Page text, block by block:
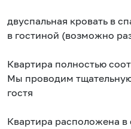
двуспальная кровать в
в гостиной (возможно
Квартира полностью
Мы проводим
гостя
Квартира расположена